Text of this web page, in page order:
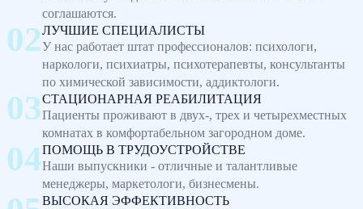
соглашаются.
ЛУЧШИЕ СПЕЦИАЛИСТЫ
У нас работает штат профессионалов: психологи,
наркологи, психиатры, психотерапевты, консультанты
по химической зависимости, аддиктологи.
СТАЦИОНАРНАЯ РЕАБИЛИТАЦИЯ
Пациенты проживают в двух-, трех и четырехместных
комнатах в комфортабельном загородном доме.
ПОМОЩЬ В ТРУДОУСТРОЙСТВЕ
Наши выпускники - отличные и талантливые
менеджеры, маркетологи, бизнесмены.
ВЫСОКАЯ ЭФФЕКТИВНОСТЬ